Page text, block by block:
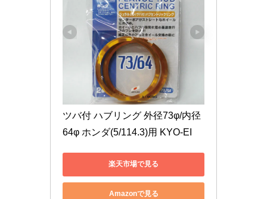
ツバ付 ハブリング 外径73φ/内径
64φ ホンダ(5/114.3)用 KYO-EI
楽天市場で見る
Amazonで見る